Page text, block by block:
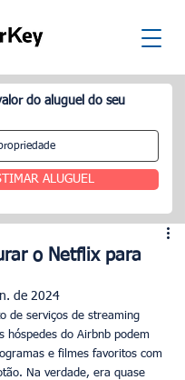
do aluguel do seu
ALUGUEL
o Netflix para
de 2024
de serviços de streaming
hóspedes do Airbnb podem
e filmes favoritos com
Na verdade, era quase